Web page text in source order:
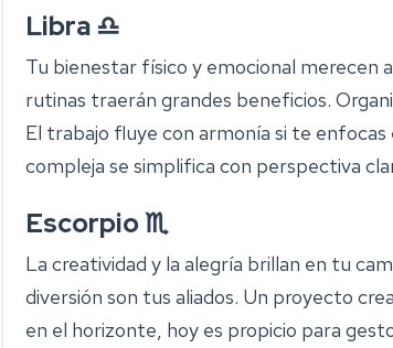
Libra ♎
Tu bienestar físico y emocional merecen
rutinas traerán grandes beneficios.
El trabajo fluye con armonía si te enfocas
compleja se simplifica con perspectiva
Escorpio ♏
La creatividad y la alegría brillan en tu
diversión son tus aliados. Un proyecto
en el horizonte, hoy es propicio para